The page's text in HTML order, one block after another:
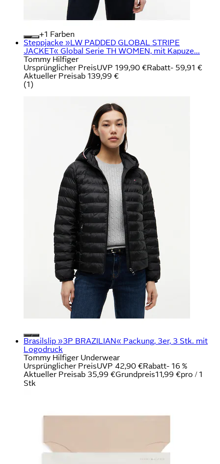
+
Farben
Steppjacke »LW PADDED GLOBAL STRIPE
JACKET« Global Serie TH WOMEN, mit Kapuze...
Tommy Hilfiger
Ursprünglicher PreisUVP 199,90 €Rabatt- 59,91 €
Aktueller Preisab 139,99 €
(1)
Brasilslip »3P BRAZILIAN« Packung, 3er, 3 Stk. mit
Logodruck
Tommy Hilfiger Underwear
Ursprünglicher PreisUVP 42,90 €Rabatt- 16 %
Aktueller Preisab 35,99 €Grundpreis11,99 €pro / 1
Stk